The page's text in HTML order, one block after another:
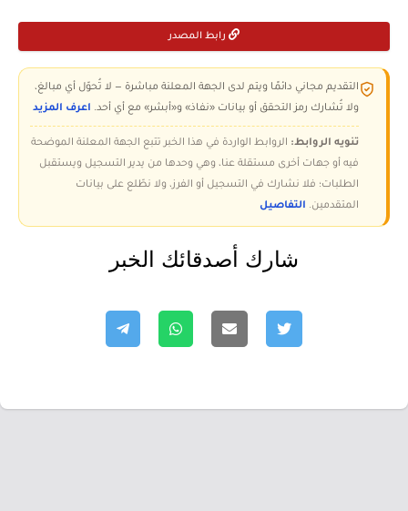
رابط المصدر
التقديم مجاني دائمًا ويتم لدى الجهة المعلنة مباشرة — لا تُحوّل أي مبالغ،
ولا تُشارك رمز التحقق أو بيانات «نفاذ» و«أبشر» مع أي أحد. اعرف المزيد
تنويه الروابط: الروابط الواردة في هذا الخبر تتبع الجهة المعلنة الموضحة
فيه أو جهات أخرى مستقلة عنا، وهي وحدها من يدير التسجيل ويستقبل
الطلبات؛ فلا نشارك في التسجيل أو الفرز، ولا نطّلع على بيانات
المتقدمين. التفاصيل
شارك أصدقائك الخبر